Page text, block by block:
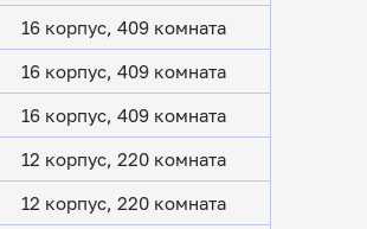
16 корпус, 409 комната
16 корпус, 409 комната
16 корпус, 409 комната
12 корпус, 220 комната
12 корпус, 220 комната